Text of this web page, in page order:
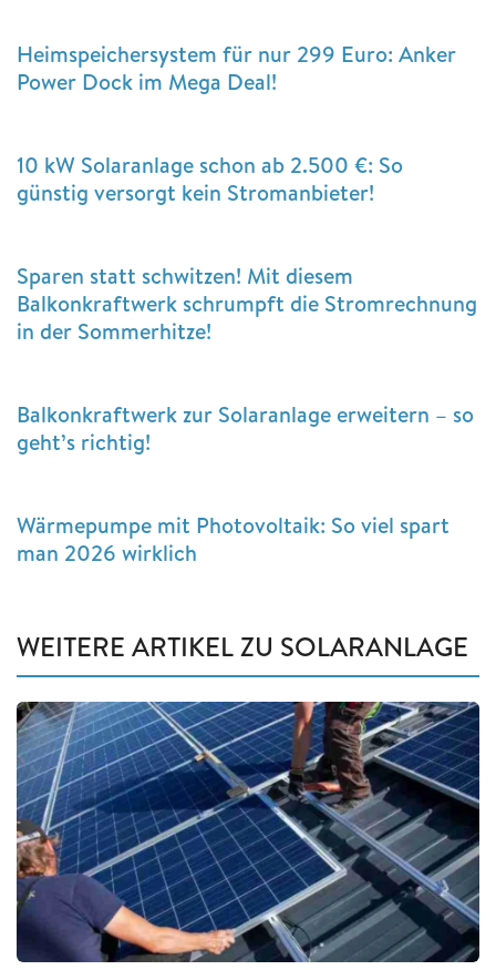
Heimspeichersystem für nur 299 Euro: Anker
Power Dock im Mega Deal!
10 kW Solaranlage schon ab 2.500 €: So
günstig versorgt kein Stromanbieter!
Sparen statt schwitzen! Mit diesem
Balkonkraftwerk schrumpft die Stromrechnung
in der Sommerhitze!
Balkonkraftwerk zur Solaranlage erweitern – so
geht’s richtig!
Wärmepumpe mit Photovoltaik: So viel spart
man 2026 wirklich
WEITERE ARTIKEL ZU SOLARANLAGE